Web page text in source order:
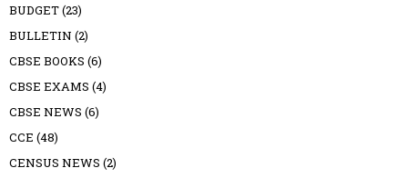
BUDGET(23)
BULLETIN (2)
CBSE BOOKS (6)
CBSE EXAMS (4)
CBSE NEWS (6)
CCE (48)
CENSUS NEWS (2)